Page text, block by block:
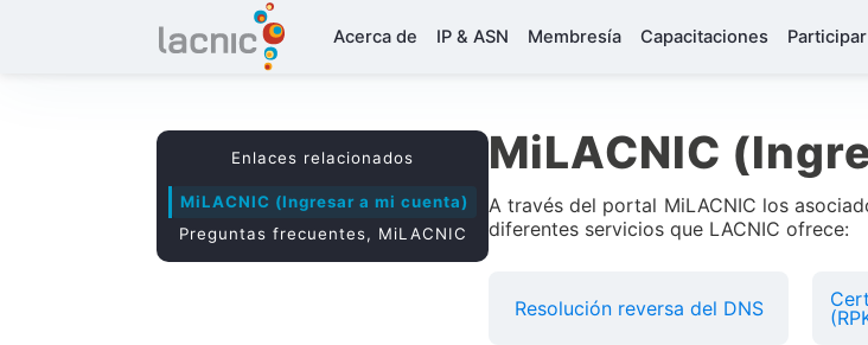
Acerca de IP & ASN Membresía Capacitaciones Participar
MiLACNIC
A través del portal MiLACNIC los
diferentes servicios que LACNIC ofrece:
Resolución reversa del DNS
Enlaces relacionados
MiLACNIC (Ingresar a mi cuenta)
Preguntas frecuentes, MiLACNIC